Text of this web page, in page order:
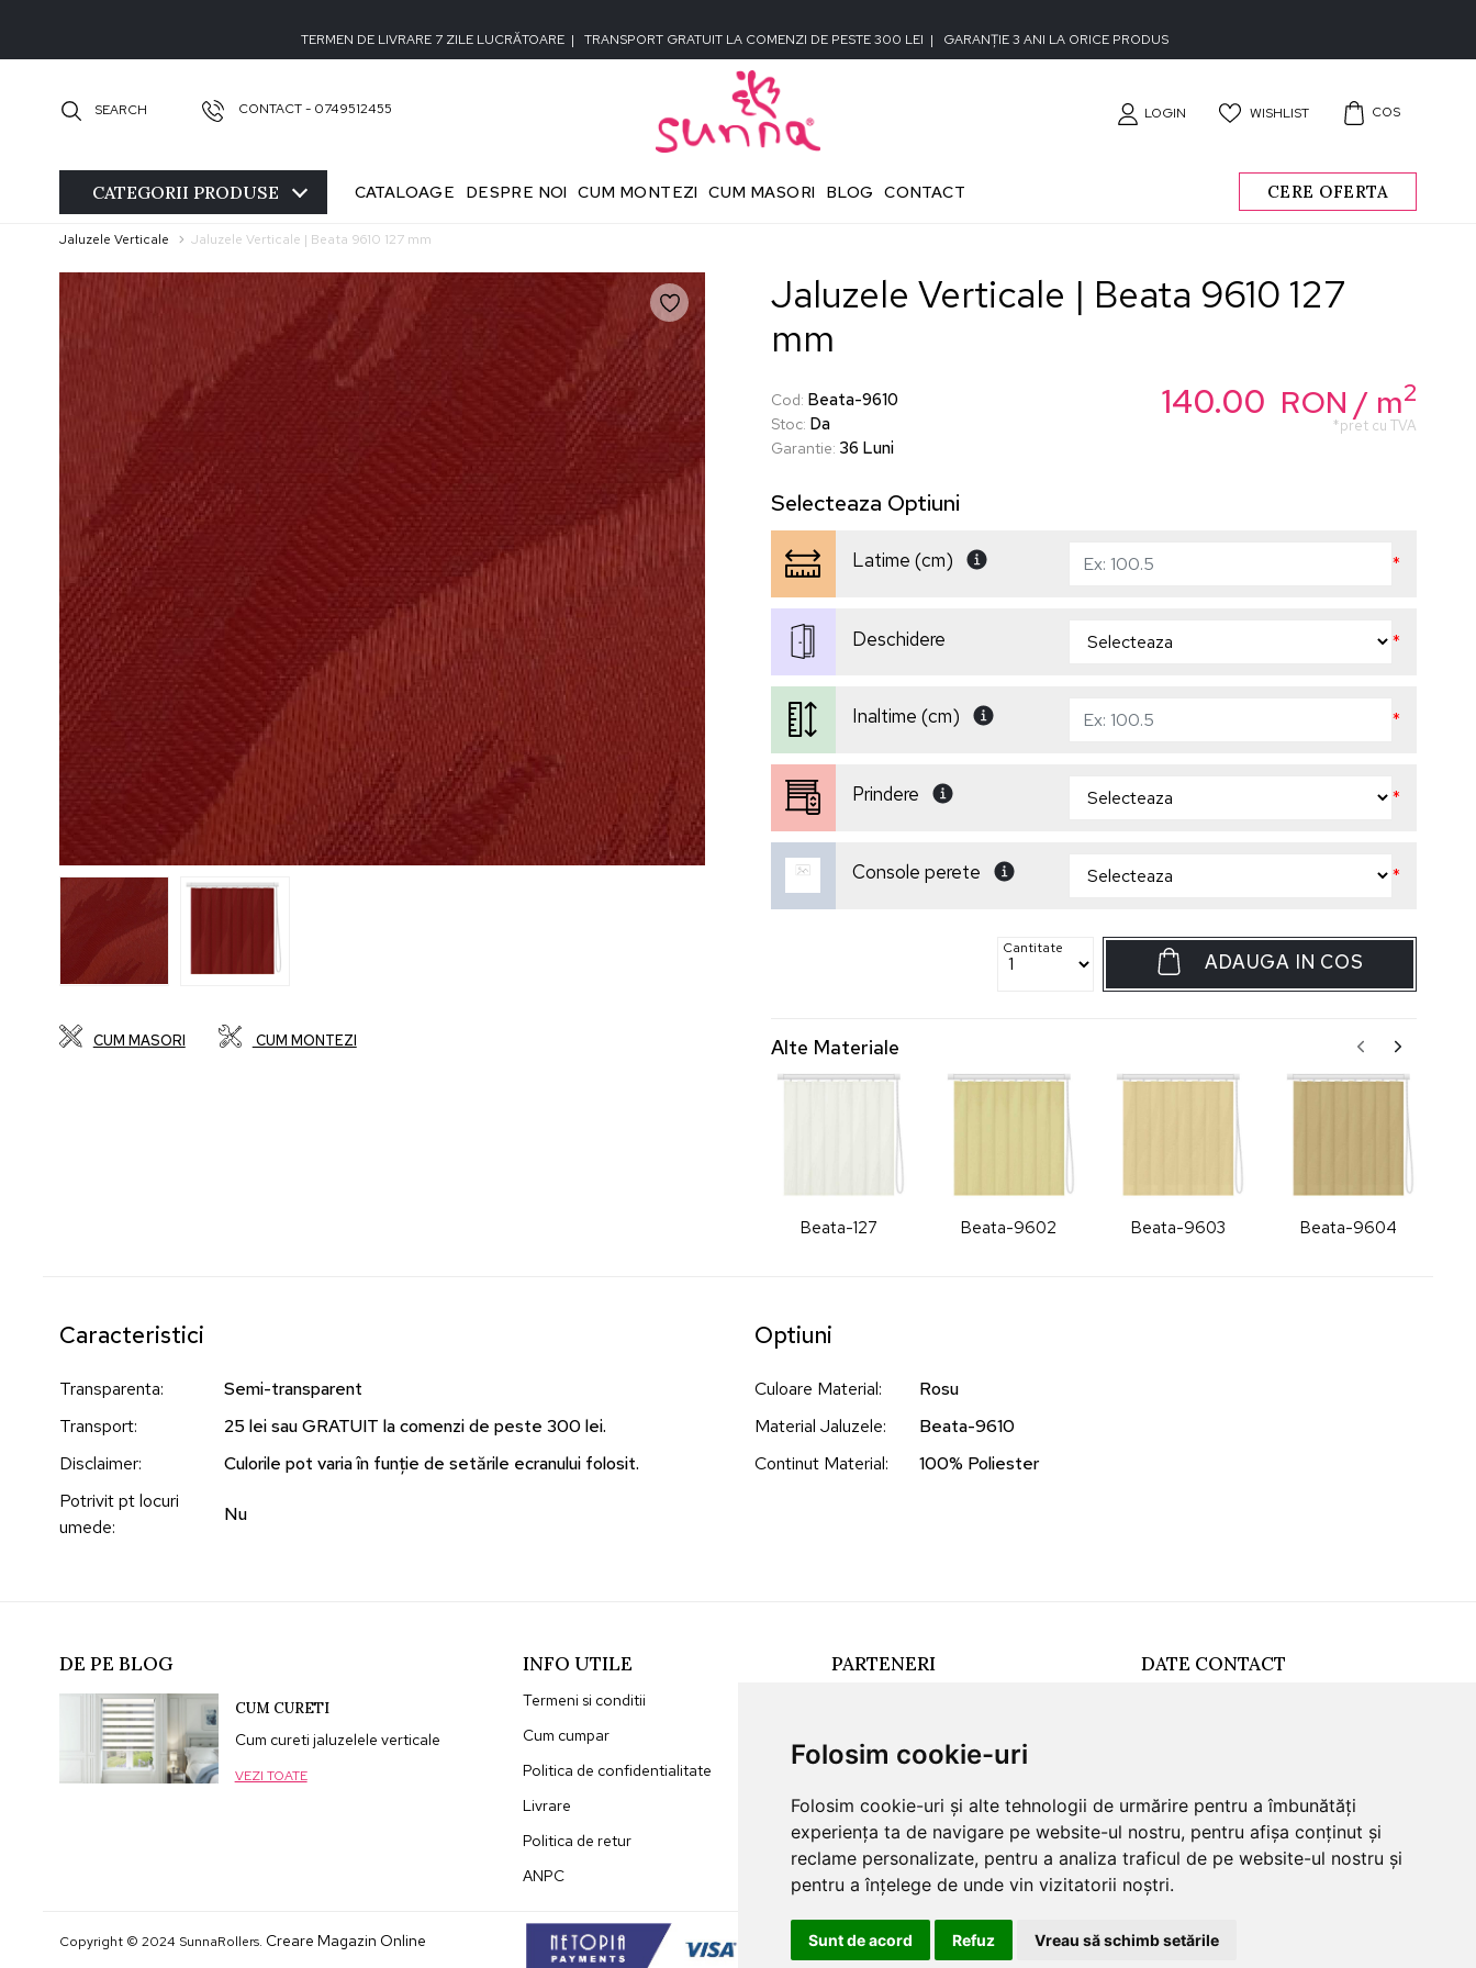
Folosim cookie-uri
Folosim cookie-uri și alte tehnologii de urmărire pentru a îmbunătăți
experiența ta de navigare pe website-ul nostru, pentru afișa conținut și
reclame personalizate, pentru a analiza traficul de pe website-ul nostru și
pentru a înțelege de unde vin vizitatorii noștri.
Sunt de acord Refuz Vreau să schimb setările
TERMEN DE LIVRARE 7 ZILE LUCRĂTOARE | TRANSPORT GRATUIT LA COMENZI DE PESTE 300 LEI | GARANȚIE 3 ANI LA ORICE PRODUS
SEARCH CONTACT - 0749512455 LOGIN WISHLIST COS
CATEGORII PRODUSE CATALOAGE DESPRE NOI CUM MONTEZI CUM MASORI BLOG CONTACT CERE OFERTA
Jaluzele Verticale Jaluzele Verticale | Beata 9610 127 mm
CUM MASORI CUM MONTEZI
Jaluzele Verticale | Beata 9610 127
mm
Cod: Beata-9610
Stoc: Da
Garantie: 36 Luni
140.00 RON / m2
*pret cu TVA
Selecteaza Optiuni
Latime (cm) *
Deschidere *
Inaltime (cm) *
Prindere *
Console perete *
Cantitate
ADAUGA IN COS
Alte Materiale
Beata-127 Beata-9602 Beata-9603 Beata-9604
Caracteristici
Transparenta:
Semi-transparent
Transport:
25 lei sau GRATUIT la comenzi de peste 300 lei.
Disclaimer:
Culorile pot varia în funție de setările ecranului folosit.
Potrivit pt locuri
umede:
Nu
Optiuni
Culoare Material:
Rosu
Material Jaluzele:
Beata-9610
Continut Material: 100% Poliester
DE PE BLOG
CUM CURETI
Cum cureti jaluzelele verticale
VEZI TOATE
INFO UTILE
Termeni si conditii
Cum cumpar
Politica de confidentialitate
Livrare
Politica de retur
ANPC
PARTENERI DATE CONTACT
Copyright © 2024 SunnaRollers. Creare Magazin Online
Salut. Cu ce te putem